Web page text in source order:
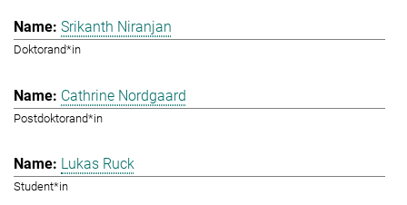
Srikanth Niranjan
Doktorand*in
Cathrine Nordgaard
Postdoktorand*in
Lukas Ruck
Student*in